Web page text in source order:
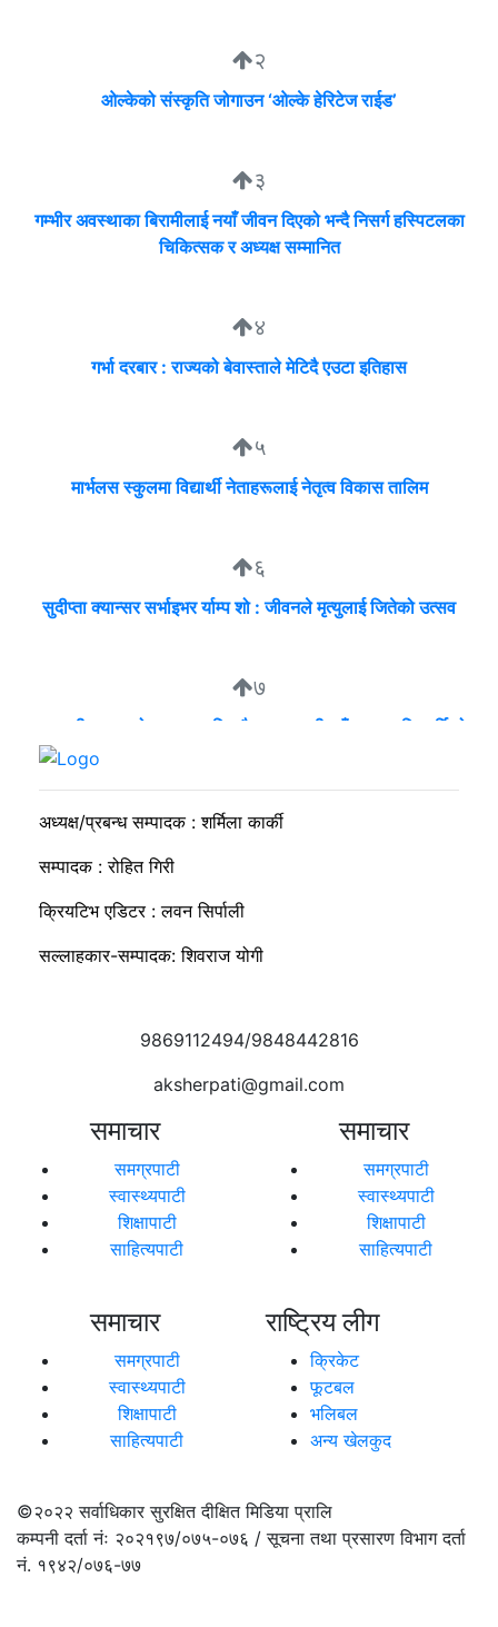
२
ओल्केको संस्कृति जोगाउन ‘ओल्के हेरिटेज राईड’
३
गम्भीर अवस्थाका बिरामीलाई नयाँ जीवन दिएको भन्दै निसर्ग हस्पिटलका
चिकित्सक र अध्यक्ष सम्मानित
४
गर्भा दरबार : राज्यको बेवास्ताले मेटिदै एउटा इतिहास
५
मार्भलस स्कुलमा विद्यार्थी नेताहरूलाई नेतृत्व विकास तालिम
६
सुदीप्ता क्यान्सर सर्भाइभर र्याम्प शो : जीवनले मृत्युलाई जितेको उत्सव
७
व्यवसायी मुन्दडाको घरमा एकाबिहानै खानतलासी, पाँच घन्टापछि फर्कियो
अध्यक्ष/प्रबन्ध सम्पादक : शर्मिला कार्की
सम्पादक : रोहित गिरी
क्रियटिभ एडिटर : लवन सिर्पाली
सल्लाहकार-सम्पादक: शिवराज योगी
9869112494/9848442816
aksherpati@gmail.com
समाचार
समग्रपाटी
स्वास्थ्यपाटी
शिक्षापाटी
साहित्यपाटी
समाचार
समग्रपाटी
स्वास्थ्यपाटी
शिक्षापाटी
साहित्यपाटी
समाचार
समग्रपाटी
स्वास्थ्यपाटी
शिक्षापाटी
साहित्यपाटी
राष्ट्रिय लीग
क्रिकेट
फूटबल
भलिबल
अन्य खेलकुद
©२०२२सर्वाधिकार सुरक्षित दीक्षित मिडिया प्रालि
कम्पनी दर्ता नंः २०२१९७/०७५-०७६ / सूचना तथा प्रसारण विभाग दर्ता
नं. १९४२/०७६-७७